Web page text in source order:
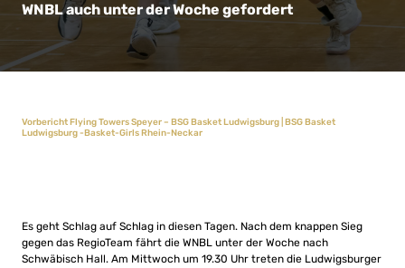
WNBL auch unter der Woche gefordert
Vorbericht Flying Towers Speyer – BSG Basket Ludwigsburg | BSG Basket
Ludwigsburg -Basket-Girls Rhein-Neckar
Es geht Schlag auf Schlag in diesen Tagen. Nach dem knappen Sieg
gegen das RegioTeam fährt die WNBL unter der Woche nach
Schwäbisch Hall. Am Mittwoch um 19.30 Uhr treten die Ludwigsburger